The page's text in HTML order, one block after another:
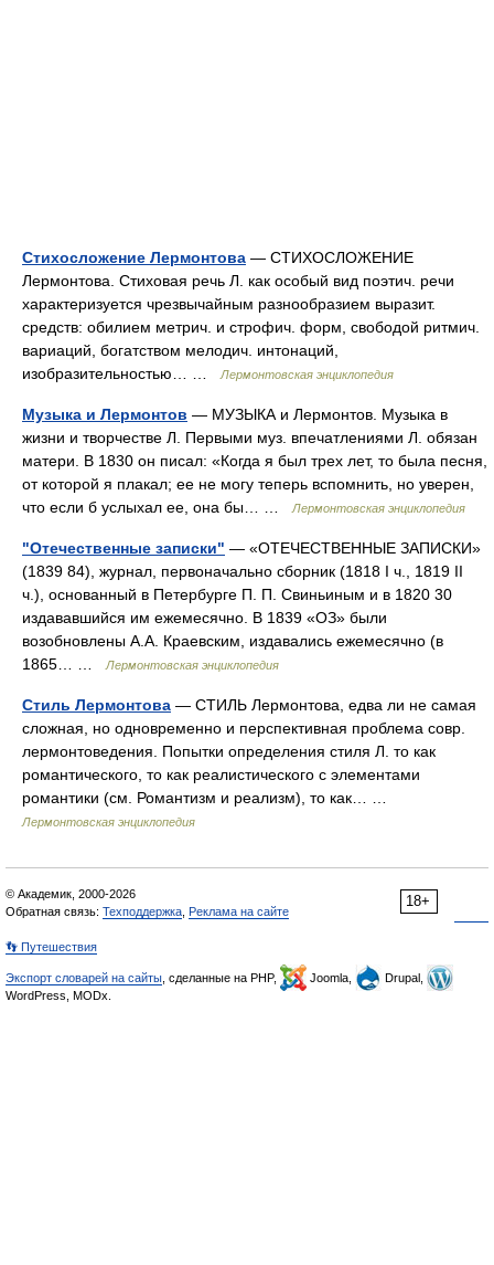
Стихосложение Лермонтова — СТИХОСЛОЖЕНИЕ
Лермонтова. Стиховая речь Л. как особый вид поэтич. речи
характеризуется чрезвычайным разнообразием выразит.
средств: обилием метрич. и строфич. форм, свободой ритмич.
вариаций, богатством мелодич. интонаций,
изобразительностью… …
Лермонтовская энциклопедия
Музыка и Лермонтов — МУЗЫКА и Лермонтов. Музыка в
жизни и творчестве Л. Первыми муз. впечатлениями Л. обязан
матери. В 1830 он писал: «Когда я был трех лет, то была песня,
от которой я плакал; ее не могу теперь вспомнить, но уверен,
что если б услыхал ее, она бы… …
Лермонтовская энциклопедия
"Отечественные записки" — «ОТЕЧЕСТВЕННЫЕ ЗАПИСКИ»
(1839 84), журнал, первоначально сборник (1818 I ч., 1819 II
ч.), основанный в Петербурге П. П. Свиньиным и в 1820 30
издававшийся им ежемесячно. В 1839 «ОЗ» были
возобновлены А.А. Краевским, издавались ежемесячно (в
1865… …
Лермонтовская энциклопедия
Стиль Лермонтова — СТИЛЬ Лермонтова, едва ли не самая
сложная, но одновременно и перспективная проблема совр.
лермонтоведения. Попытки определения стиля Л. то как
романтического, то как реалистического с элементами
романтики (см. Романтизм и реализм), то как… …
Лермонтовская энциклопедия
18+
© Академик, 2000-2026
Обратная связь: Техподдержка Реклама на сайте
👣 Путешествия
Экспорт словарей на сайты , сделанные на PHP, Joomla,
Drupal,
WordPress, MODx.